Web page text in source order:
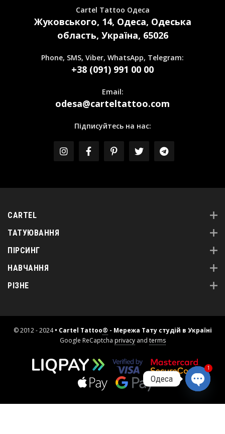
Cartel Tattoo Одеса
Жуковського, 14, Одеса, Одеська
область, Україна, 65026
Phone, SMS, Viber, WhatsApp, Telegram:
+38 (091) 991 00 00
Email:
odesa@carteltattoo.com
Підписуйтесь на нас:
CARTEL
ТАТУЮВАННЯ
ПІРСИНГ
НАВЧАННЯ
РІЗНЕ
© 2012 - 2024• Cartel Tattoo® - Мережа Тату студій в Україні
Google ReCaptcha privacyand terms
Одеса
chaty
1